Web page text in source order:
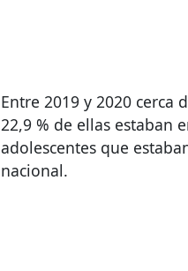
Entre 2019 y 2020
22,9 % de ellas estaban
adolescentes que
nacional.